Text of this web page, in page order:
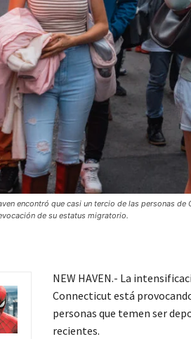
encontró que casi un tercio de las personas
de su estatus migratorio.
NEW HAVEN.- La
Connecticut está
personas que temen ser
recientes.